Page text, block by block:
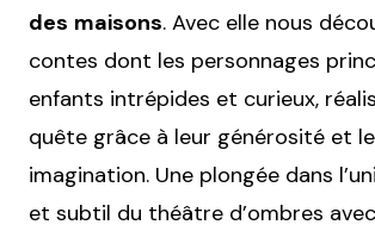
des maisons. Avec elle nous
contes dont les personnages
enfants intrépides et curieux,
quête grâce à leur générosité et
imagination. Une plongée dans
et subtil du théâtre d’ombres